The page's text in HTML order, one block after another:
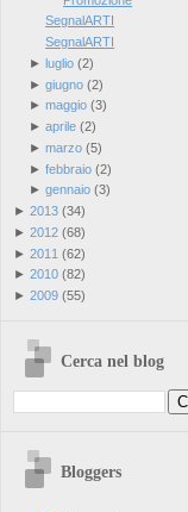
SegnalARTI
SegnalARTI
► luglio(2)
► giugno(2)
► maggio(3)
► aprile(2)
► marzo(5)
► febbraio(2)
► gennaio(3)
► 2013(34)
► 2012(68)
► 2011 (62)
► 2010(82)
► 2009(55)
Cerca nel blog
Bloggers